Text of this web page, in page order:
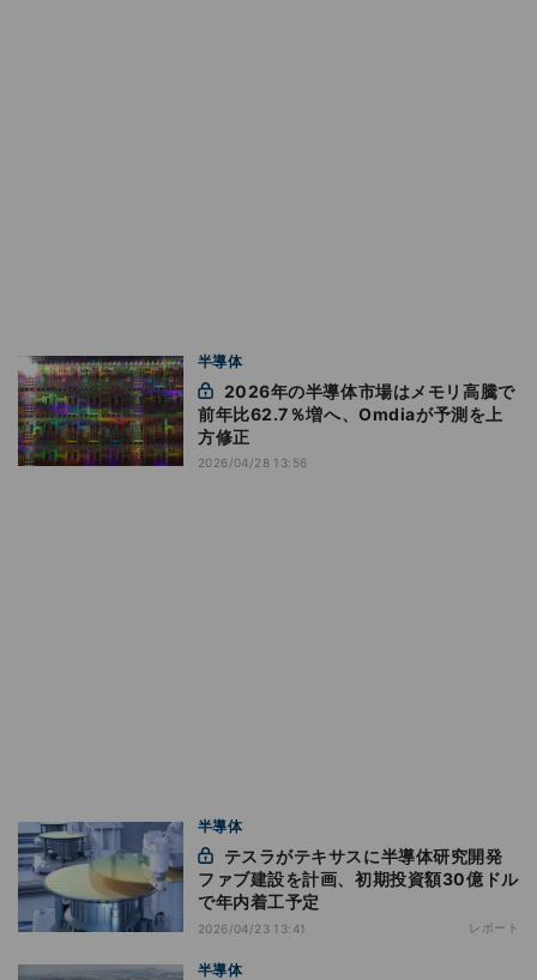
半導体
前年比62.7％増へ、Omdiaが予測を上
方修正
2026/04/28 13:56
半導体
ファブ建設を計画、初期投資額30億ドル
で年内着工予定
2026/04/23 13:41 レポート
半導体